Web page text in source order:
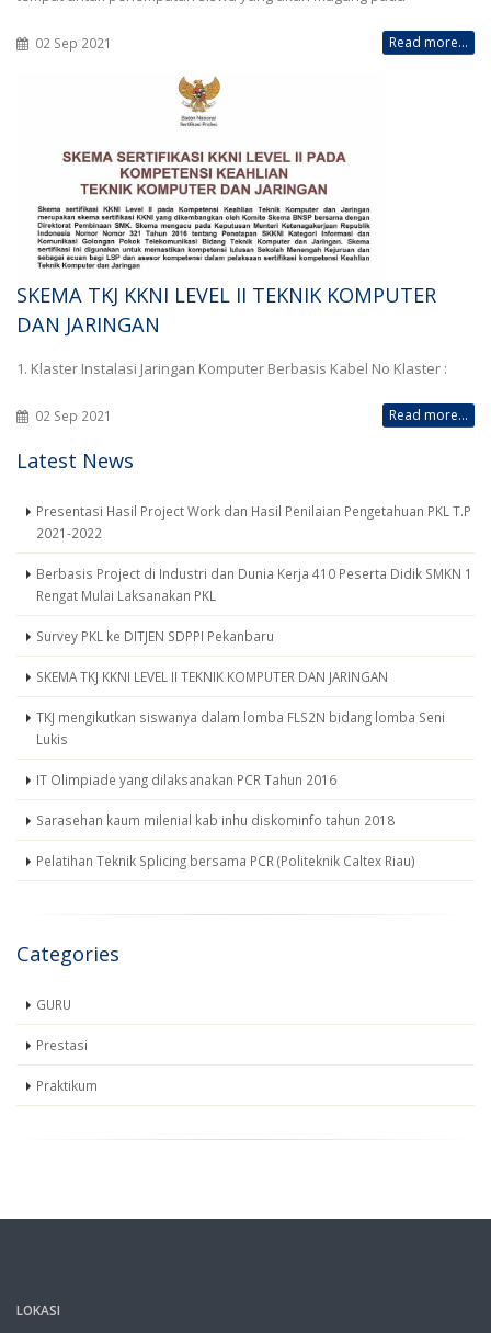
02 Sep 2021 Read more...
SKEMA TKJ KKNI LEVEL II TEKNIK KOMPUTER
DAN JARINGAN
1. Klaster Instalasi Jaringan Komputer Berbasis Kabel No Klaster :
02 Sep 2021 Read more...
Latest News
Presentasi Hasil Project Work dan Hasil Penilaian Pengetahuan PKL T.P
2021-2022
Berbasis Project di Industri dan Dunia Kerja 410 Peserta Didik SMKN 1
Rengat Mulai Laksanakan PKL
Survey PKL ke DITJEN SDPPI Pekanbaru
SKEMA TKJ KKNI LEVEL II TEKNIK KOMPUTER DAN JARINGAN
TKJ mengikutkan siswanya dalam lomba FLS2N bidang lomba Seni
Lukis
IT Olimpiade yang dilaksanakan PCR Tahun 2016
Sarasehan kaum milenial kab inhu diskominfo tahun 2018
Pelatihan Teknik Splicing bersama PCR (Politeknik Caltex Riau)
Categories
GURU
Prestasi
Praktikum
LOKASI